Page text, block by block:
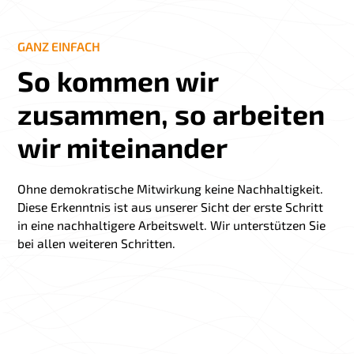
GANZ EINFACH
So kommen wir
zusammen, so arbeiten
wir miteinander
Ohne demokratische Mitwirkung keine Nachhaltigkeit.
Diese Erkenntnis ist aus unserer Sicht der erste Schritt
in eine nachhaltigere Arbeitswelt. Wir unterstützen Sie
bei allen weiteren Schritten.